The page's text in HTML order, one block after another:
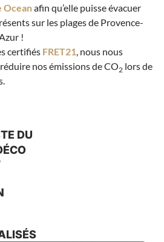
Oceanafin qu’elle puisse évacuer
sur les plages de Provence-
!
certifiés FRET21, nous nous
nos émissions de CO2lors de
DU